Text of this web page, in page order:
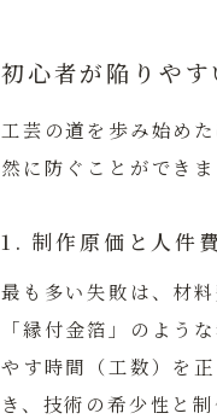
初心者が陥りや
工芸の道を歩み始め
然に防ぐことができま
1. 制作原価と人件
最も多い失敗は、材
「縁付金箔」のよう
やす時間（工数）を
き、技術の希少性と